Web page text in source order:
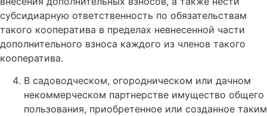
субсидиарную ответственность по обязательствам
такого кооператива в пределах невнесенной части
дополнительного взноса каждого из членов такого
кооператива.
В садоводческом, огородническом или дачном
некоммерческом партнерстве имущество общего
пользования, приобретенное или созданное таким